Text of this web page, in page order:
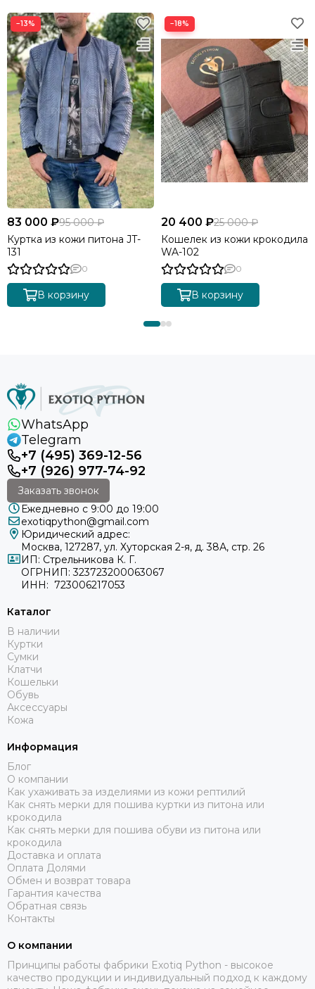
−13%
83 000 ₽95 000 ₽
Куртка из кожи питона JT-
131
0
В корзину
−18%
20 400 ₽25 000 ₽
Кошелек из кожи крокодила
WA-102
0
В корзину
WhatsApp
Telegram
+7 (495) 369-12-56
+7 (926) 977-74-92
Заказать звонок
Ежедневно с 9:00 до 19:00
exotiqpython@gmail.com
Юридический адрес:
Москва, 127287, ул. Хуторская 2-я, д. 38А, стр. 26
ИП: Стрельникова К. Г.
ОГРНИП: 323723200063067
ИНН: 723006217053
Каталог
В наличии
Куртки
Сумки
Клатчи
Кошельки
Обувь
Аксессуары
Кожа
Информация
Блог
О компании
Как ухаживать за изделиями из кожи рептилий
Как снять мерки для пошива куртки из питона или
крокодила
Как снять мерки для пошива обуви из питона или
крокодила
Доставка и оплата
Оплата Долями
Обмен и возврат товара
Гарантия качества
Обратная связь
Контакты
О компании
Принципы работы фабрики Exotiq Python - высокое
качество продукции и индивидуальный подход к каждому